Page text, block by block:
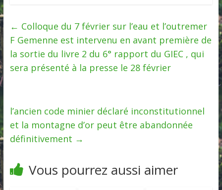
← Colloque du 7 février sur l’eau et l’outremer
F Gemenne est intervenu en avant première de
la sortie du livre 2 du 6° rapport du GIEC , qui
sera présenté à la presse le 28 février
l’ancien code minier déclaré inconstitutionnel
et la montagne d’or peut être abandonnée
définitivement →
Vous pourrez aussi aimer